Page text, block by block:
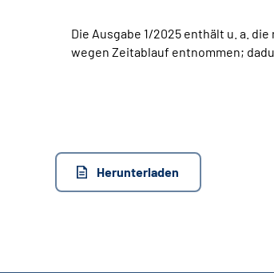
Die Ausgabe 1/2025 enthält u. a.
wegen Zeitablauf entnommen;
Herunterladen